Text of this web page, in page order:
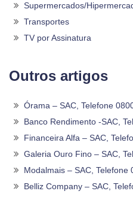
Supermercados/
Transportes
TV por Assinatura
Outros artigos
Órama – SAC, Telefone
Banco Rendimento -SAC,
Financeira Alfa – SAC,
Galeria Ouro Fino – SAC,
Modalmais – SAC, Telefone
Belliz Company – SAC,